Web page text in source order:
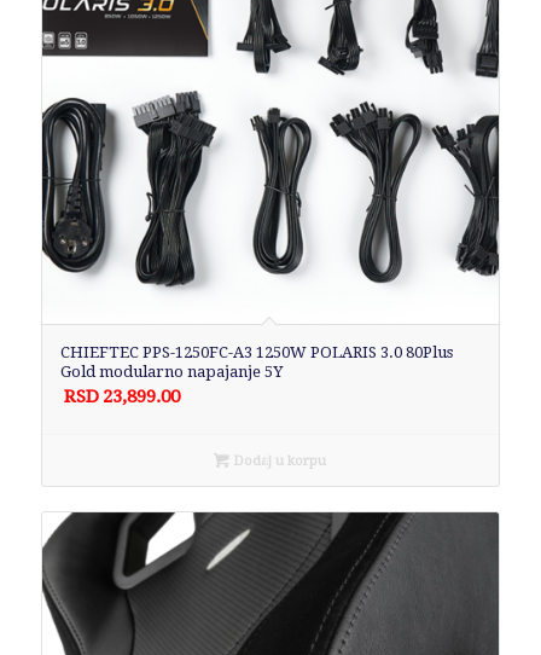
CHIEFTEC PPS-1250FC-A3 1250W POLARIS 3.0 80Plus
Gold modularno napajanje 5Y
RSD 23,899.00
Dodaj u korpu